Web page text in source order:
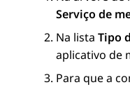
Serviço de
Na lista Tipo
aplicativo de
Para que a